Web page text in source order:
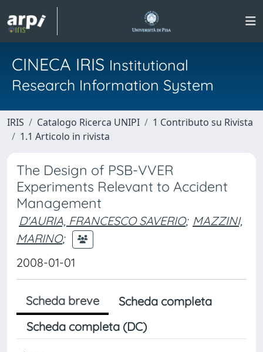
CINECA IRIS Institutional
Research Information System
IRIS Catalogo Ricerca UNIPI
1 Contributo su Rivista
1.1 Articolo in rivista
The Design of PSB-VVER
Experiments Relevant to Accident
Management
D'AURIA, FRANCESCO SAVERIO; MAZZINI,
MARINO;
2008-01-01
Scheda breve
Scheda completa
Scheda completa (DC)